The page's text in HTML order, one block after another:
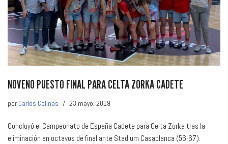
NOVENO PUESTO FINAL PARA CELTA ZORKA CADETE
por Carlos Colinas 23 mayo, 2019
Concluyó el Campeonato de España Cadete para Celta Zorka tras la
eliminación en octavos de final ante Stadium Casablanca (56-67).